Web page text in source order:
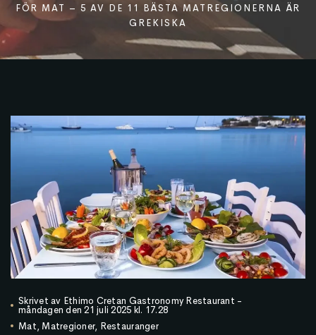
FÖR MAT – 5 AV DE 11 BÄSTA MATREGIONERNA ÄR
GREKISKA
Skrivet av Ethimo Cretan Gastronomy Restaurant -
måndagen den 21 juli 2025 kl. 17.28
Mat, Matregioner, Restauranger